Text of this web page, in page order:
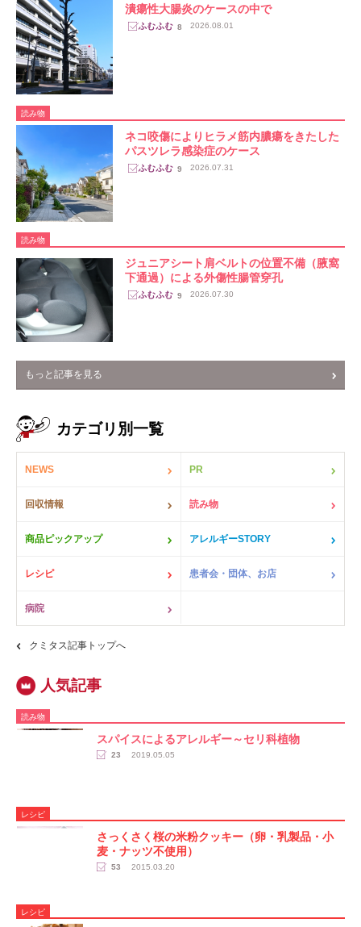
潰瘍性大腸炎のケースの中で
8 2026.08.01
読み物
ネコ咬傷によりヒラメ筋内膿瘍をきたした
パスツレラ感染症のケース
9 2026.07.31
読み物
ジュニアシート肩ベルトの位置不備（腋窩
下通過）による外傷性腸管穿孔
9 2026.07.30
もっと記事を見る
カテゴリ別一覧
NEWS PR
回収情報 読み物
商品ピックアップ アレルギーSTORY
レシピ 患者会・団体、お店
病院
クミタス記事トップへ
読み物
スパイスによるアレルギー～セリ科植物
23 2019.05.05
レシピ
さっくさく桜の米粉クッキー（卵・乳製品・小
麦・ナッツ不使用）
53 2015.03.20
レシピ